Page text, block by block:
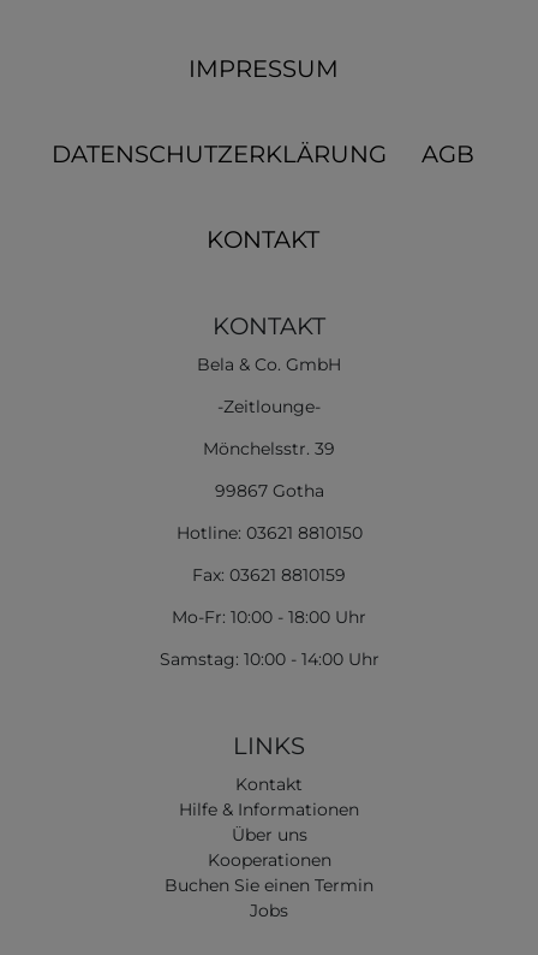
IMPRESSUM
DATENSCHUTZERKLÄRUNG AGB
KONTAKT
KONTAKT
Bela & Co. GmbH
-Zeitlounge-
Mönchelsstr. 39
99867 Gotha
Hotline: 03621 8810150
Fax: 03621 8810159
Mo-Fr: 10:00 - 18:00 Uhr
Samstag: 10:00 - 14:00 Uhr
LINKS
Kontakt
Hilfe & Informationen
Über uns
Kooperationen
Buchen Sie einen Termin
Jobs